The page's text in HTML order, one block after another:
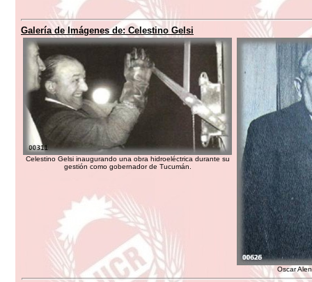
Galería de Imágenes de: Celestino Gelsi
Celestino Gelsi inaugurando una obra hidroeléctrica durante su
gestión como gobernador de Tucumán.
Oscar